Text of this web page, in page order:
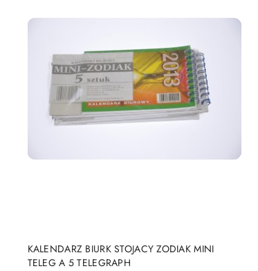
KALENDARZ BIURK STOJACY ZODIAK MINI
TELEG A 5 TELEGRAPH
PRODUKT NIEDOSTĘPNY